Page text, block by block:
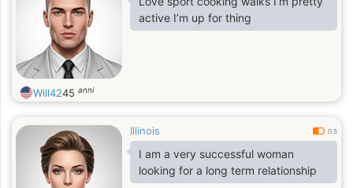
active I’m up for thing
Will4245 anni
Illinois 0.5
I am a very successful woman
looking for a long term relationship